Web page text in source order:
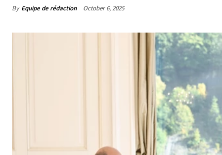
By Equipe de rédaction October 6, 2025